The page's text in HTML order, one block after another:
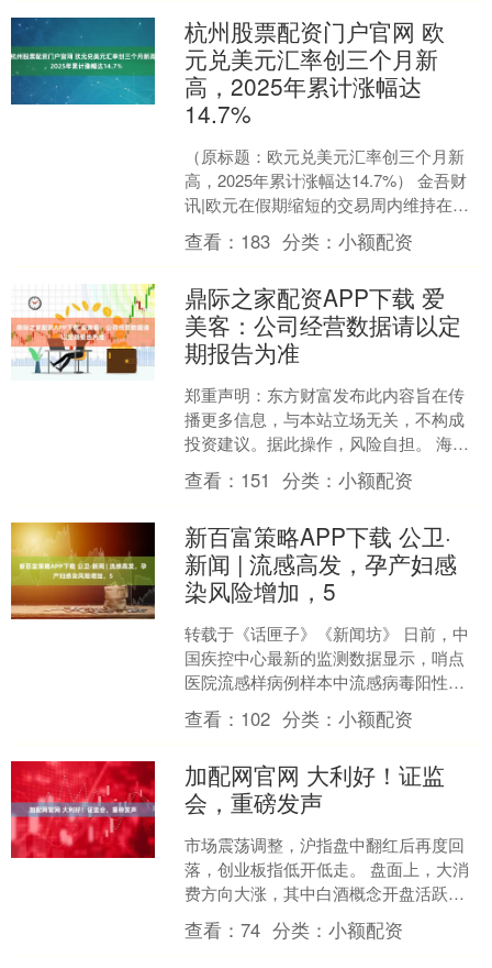
杭州股票配资门户官网 欧
元兑美元汇率创三个月新
高，2025年累计涨幅达
14.7%
（原标题：欧元兑美元汇率创三个月新
高，2025年累计涨幅达14.7%） 金吾财
讯|欧元在假期缩短的交易周内维持在
1.18美元下方，接近9月下旬以来的最高
水平。2....
查看： 183 分类：小额配资
鼎际之家配资APP下载 爱
美客：公司经营数据请以定
期报告为准
郑重声明：东方财富发布此内容旨在传
播更多信息，与本站立场无关，不构成
投资建议。据此操作，风险自担。 海量
资讯、精准解读，尽在新浪财经APP....
查看： 151 分类：小额配资
新百富策略APP下载 公卫·
新闻 | 流感高发，孕产妇感
染风险增加，5
转载于《话匣子》《新闻坊》 日前，中
国疾控中心最新的监测数据显示，哨点
医院流感样病例样本中流感病毒阳性率
达51.1%，流感疫情整体处于高流行水
平。 1 儿童群体....
查看： 102 分类：小额配资
加配网官网 大利好！证监
会，重磅发声
市场震荡调整，沪指盘中翻红后再度回
落，创业板指低开低走。 盘面上，大消
费方向大涨，其中白酒概念开盘活跃，
中锐股份（002374）2连板；乳业概念快
速拉升，皇氏集....
查看：74 分类：小额配资